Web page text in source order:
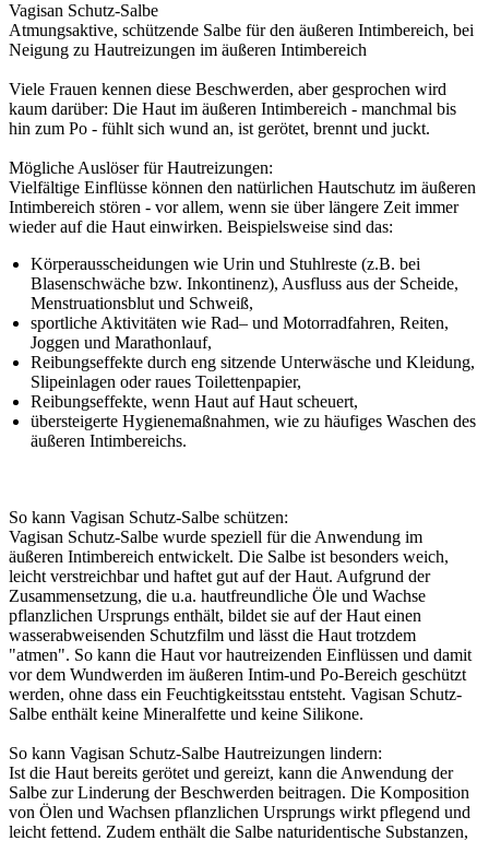
Vagisan Schutz-Salbe
Atmungsaktive, schützende Salbe für den äußeren Intimbereich, bei
Neigung zu Hautreizungen im äußeren Intimbereich
Viele Frauen kennen diese Beschwerden, aber gesprochen wird
kaum darüber: Die Haut im äußeren Intimbereich - manchmal bis
hin zum Po - fühlt sich wund an, ist gerötet, brennt und juckt.
Mögliche Auslöser für Hautreizungen:
Vielfältige Einflüsse können den natürlichen Hautschutz im äußeren
Intimbereich stören - vor allem, wenn sie über längere Zeit immer
wieder auf die Haut einwirken. Beispielsweise sind das:
Körperausscheidungen wie Urin und Stuhlreste (z.B. bei
Blasenschwäche bzw. Inkontinenz), Ausfluss aus der Scheide,
Menstruationsblut und Schweiß,
sportliche Aktivitäten wie Rad– und Motorradfahren, Reiten,
Joggen und Marathonlauf,
Reibungseffekte durch eng sitzende Unterwäsche und Kleidung,
Slipeinlagen oder raues Toilettenpapier,
Reibungseffekte, wenn Haut auf Haut scheuert,
übersteigerte Hygienemaßnahmen, wie zu häufiges Waschen des
äußeren Intimbereichs.
So kann Vagisan Schutz-Salbe schützen:
Vagisan Schutz-Salbe wurde speziell für die Anwendung im
äußeren Intimbereich entwickelt. Die Salbe ist besonders weich,
leicht verstreichbar und haftet gut auf der Haut. Aufgrund der
Zusammensetzung, die u.a. hautfreundliche Öle und Wachse
pflanzlichen Ursprungs enthält, bildet sie auf der Haut einen
wasserabweisenden Schutzfilm und lässt die Haut trotzdem
"atmen". So kann die Haut vor hautreizenden Einflüssen und damit
vor dem Wundwerden im äußeren Intim-und Po-Bereich geschützt
werden, ohne dass ein Feuchtigkeitsstau entsteht. Vagisan Schutz-
Salbe enthält keine Mineralfette und keine Silikone.
So kann Vagisan Schutz-Salbe Hautreizungen lindern:
Ist die Haut bereits gerötet und gereizt, kann die Anwendung der
Salbe zur Linderung der Beschwerden beitragen. Die Komposition
von Ölen und Wachsen pflanzlichen Ursprungs wirkt pflegend und
leicht fettend. Zudem enthält die Salbe naturidentische Substanzen,